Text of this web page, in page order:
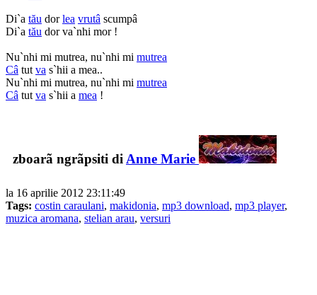
Di`a tău dorlea vrutâ scumpâ
Di`a tău dor va`nhi mor !
Nu`nhi mi mutrea, nu`nhi mi mutrea
Câ tut va s`hii a mea..
Nu`nhi mi mutrea, nu`nhi mi mutrea
Câ tut va s`hii a mea !
zboarã ngrãpsiti di Anne Marie
la 16 aprilie 2012 23:11:49
Tags: costin caraulani, makidonia, mp3 download, mp3 player,
muzica aromana, stelian arau, versuri